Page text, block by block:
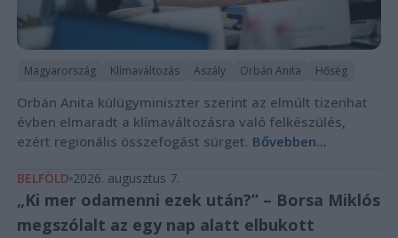
Magyarország Klímaváltozás Aszály Orbán Anita Hőség
Orbán Anita külügyminiszter szerint az elmúlt tizenhat
évben elmaradt a klímaváltozásra való felkészülés,
ezért regionális összefogást sürget. Bővebben...
BELFÖLD 2026. augusztus 7.
„Ki mer odamenni ezek után?” – Borsa Miklós
megszólalt az egy nap alatt elbukott